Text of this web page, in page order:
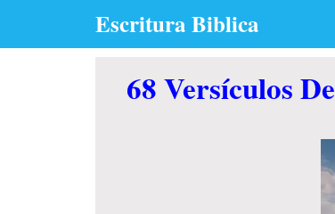
Escritura Biblica
68 Versículos